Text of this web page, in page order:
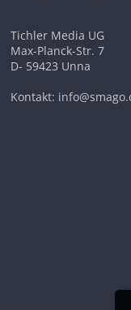
Tichler Media UG
Max-Planck-Str. 7
D- 59423 Unna
Kontakt: